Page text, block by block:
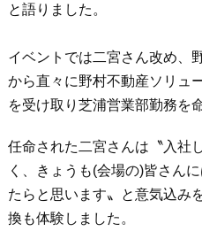
と語りました。
イベントでは二宮さん改め、
から直々に野村不動産ソリュ
を受け取り芝浦営業部勤務を
任命された二宮さんは〝入社
く、きょうも(会場の)皆さん
たらと思います〟と意気込み
換も体験しました。